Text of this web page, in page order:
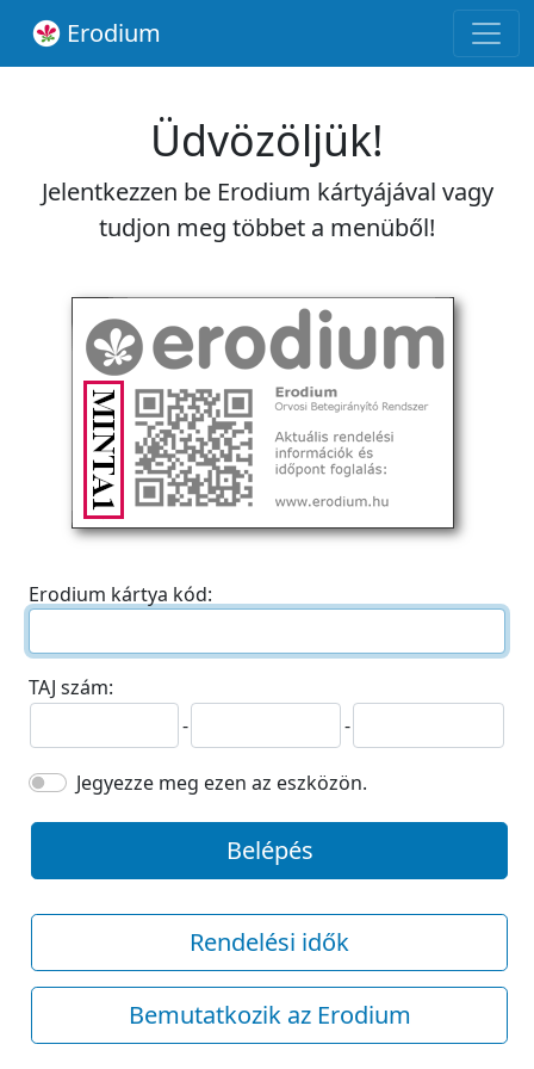
Erodium
Üdvözöljük!
Jelentkezzen be Erodium kártyájával vagy
tudjon meg többet a menüből!
Erodium kártya kód:
TAJ szám:
-
-
Jegyezze meg ezen az eszközön.
Belépés
Rendelési idők
Bemutatkozik az Erodium